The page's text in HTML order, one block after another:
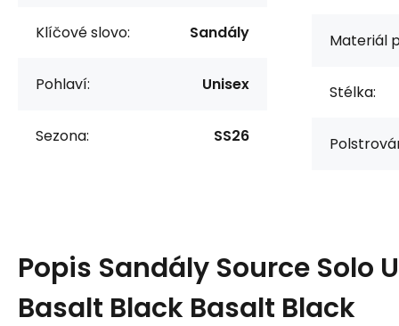
Klíčové slovo: Sandály
Pohlaví: Unisex
Sezona: SS26
Materiál
Stélka:
Popis Sandály Source Solo
Basalt Black Basalt Black